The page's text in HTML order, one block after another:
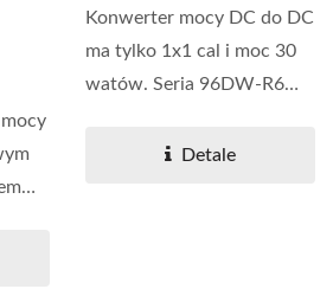
Konwerter mocy DC do DC
ma tylko 1x1 cal i moc 30
watów. Seria 96DW-R6
Detale